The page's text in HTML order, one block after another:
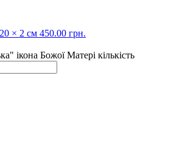
× 2 см 450.00 грн.
ікона Божої Матері кількість